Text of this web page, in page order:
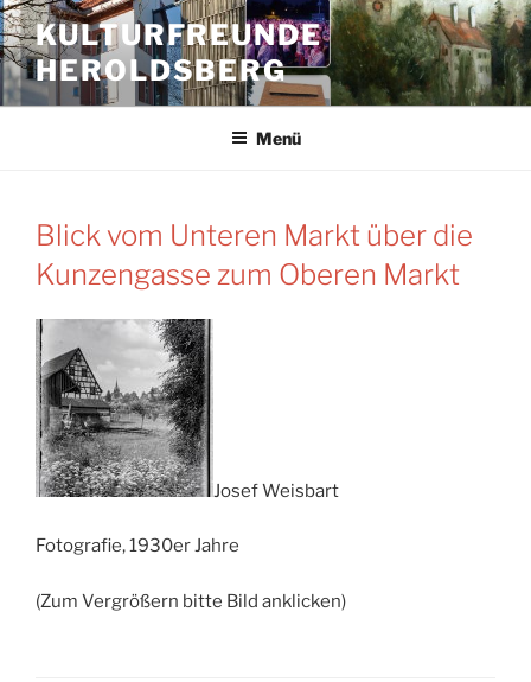
Zum
Inhalt
springen
KULTURFREUNDE
HEROLDSBERG
Menü
Blick vom Unteren Markt über die
Kunzengasse zum Oberen Markt
Josef Weisbart
Fotografie, 1930er Jahre
(Zum Vergrößern bitte Bild anklicken)